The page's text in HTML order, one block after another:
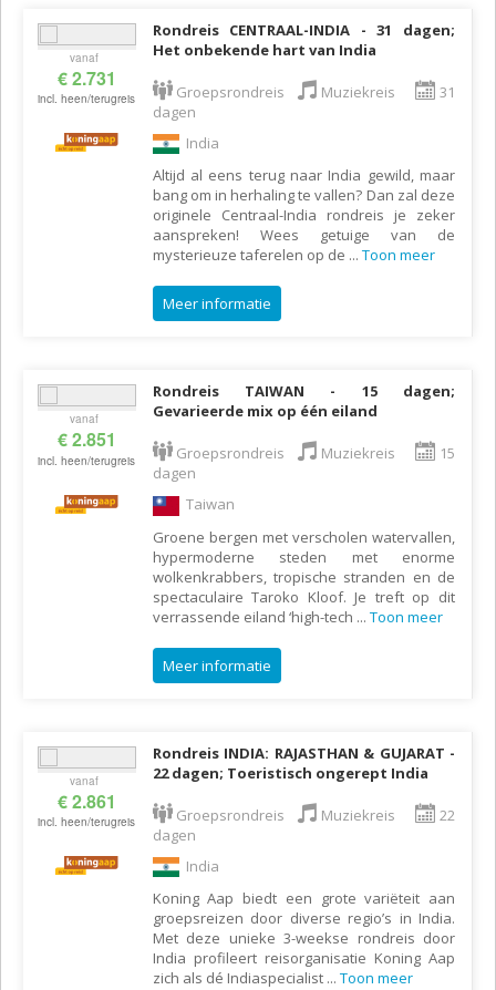
vanaf
€ 2.731
incl. heen/terugreis
Rondreis CENTRAAL-INDIA - 31 dagen;
Het onbekende hart van India
Groepsrondreis Muziekreis
31
dagen
India
Altijd al eens terug naar India gewild, maar
bang om in herhaling te vallen? Dan zal deze
originele Centraal-India rondreis je zeker
aanspreken! Wees getuige van de
mysterieuze taferelen op de ... Toon meer
Meer informatie
vanaf
€ 2.851
incl. heen/terugreis
Rondreis TAIWAN - 15 dagen;
Gevarieerde mix op één eiland
Groepsrondreis Muziekreis
15
dagen
Taiwan
Groene bergen met verscholen watervallen,
hypermoderne steden met enorme
wolkenkrabbers, tropische stranden en de
spectaculaire Taroko Kloof. Je treft op dit
verrassende eiland ‘high-tech ... Toon meer
Meer informatie
vanaf
€ 2.861
incl. heen/terugreis
Rondreis INDIA: RAJASTHAN & GUJARAT -
22 dagen; Toeristisch ongerept India
Groepsrondreis Muziekreis
22
dagen
India
Koning Aap biedt een grote variëteit aan
groepsreizen door diverse regio’s in India.
Met deze unieke 3-weekse rondreis door
India profileert reisorganisatie Koning Aap
zich als dé Indiaspecialist ... Toon meer